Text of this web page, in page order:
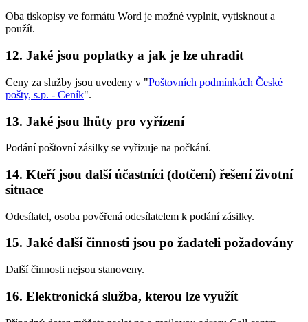
Oba tiskopisy ve formátu Word je možné vyplnit, vytisknout a
použít.
12. Jaké jsou poplatky a jak je lze uhradit
Ceny za služby jsou uvedeny v "Poštovních podmínkách České
pošty, s.p. - Ceník".
13. Jaké jsou lhůty pro vyřízení
Podání poštovní zásilky se vyřizuje na počkání.
14. Kteří jsou další účastníci (dotčení) řešení životní
situace
Odesílatel, osoba pověřená odesílatelem k podání zásilky.
15. Jaké další činnosti jsou po žadateli požadovány
Další činnosti nejsou stanoveny.
16. Elektronická služba, kterou lze využít